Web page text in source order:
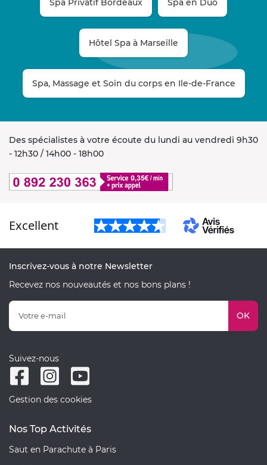
Hôtel Spa à Marseille
Spa, Massage et Soin du corps en Ile-de-France
Des spécialistes à votre écoute du lundi au vendredi 9h30
- 12h30 / 14h00 - 18h00
Excellent
Inscrivez-vous à notre Newsletter
Recevez nos nouveautés et nos bons plans !
OK
Suivez-nous
Gestion des cookies
Nos Top Activités
Saut en Parachute à Paris